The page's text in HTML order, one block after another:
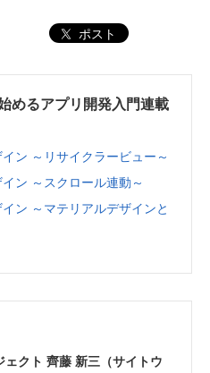
ポスト
るアプリ開発入門連載
ン ～リサイクラービュー～
ン ～スクロール連動～
ン ～マテリアルデザインと
ェクト 齊藤 新三（サイトウ